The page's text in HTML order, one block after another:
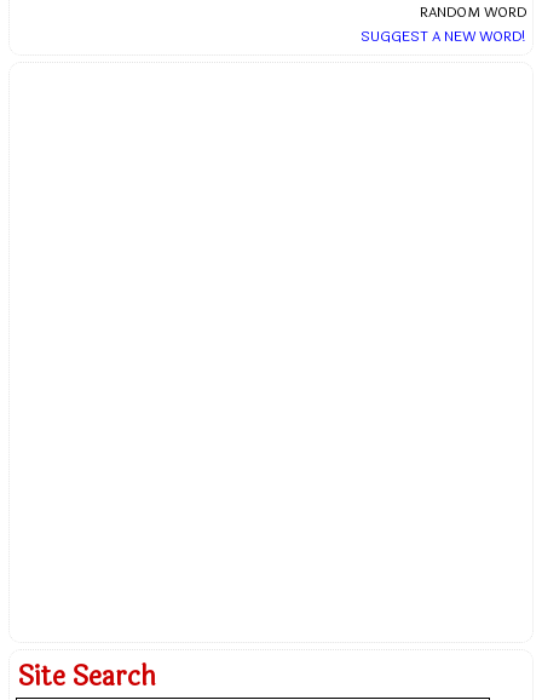
RANDOM WORD
SUGGEST A NEW WORD!
Site Search